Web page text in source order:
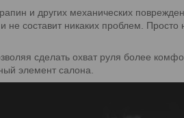
и других механических
не составит никаких проблем.
сделать охват руля более
элемент салона.